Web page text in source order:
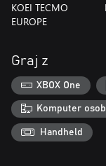
Uwaga: Do
połączenie z
Complete Edition.
KOEI TECMO
EUROPE
Graj z
XBOX One
Komputer
Handheld